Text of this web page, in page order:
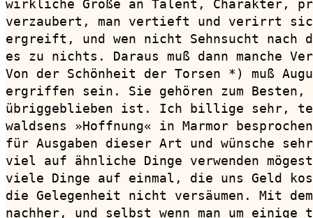
wirkliche Größe an Talent, Charakter,
verzaubert, man vertieft und verirrt
ergreift, und wen nicht Sehnsucht nach
es zu nichts. Daraus muß dann manche
Von der Schönheit der Torsen *) muß
ergriffen sein. Sie gehören zum Besten,
übriggeblieben ist. Ich billige sehr,
waldsens »Hoffnung« in Marmor
für Ausgaben dieser Art und wünsche
viel auf ähnliche Dinge verwenden
viele Dinge auf einmal, die uns Geld
die Gelegenheit nicht versäumen. Mit
nachher, und selbst wenn man um einige